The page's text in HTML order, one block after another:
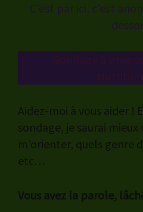
C’est par ici, c’est
Aidez-moi à vous aider !
sondage, je saurai
m’orienter, quels genre
etc…
Vous avez la parole,